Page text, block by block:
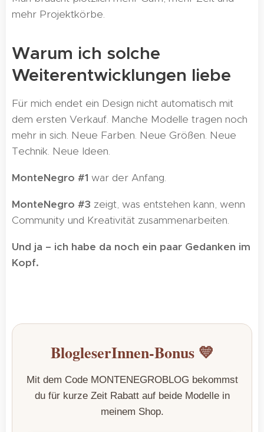
mehr Projektkörbe. 😏
Warum ich solche
Weiterentwicklungen liebe
Für mich endet ein Design nicht automatisch mit
dem ersten Verkauf. Manche Modelle tragen noch
mehr in sich. Neue Farben. Neue Größen. Neue
Technik. Neue Ideen.
MonteNegro #1 war der Anfang.
MonteNegro #3 zeigt, was entstehen kann, wenn
Community und Kreativität zusammenarbeiten.
Und ja – ich habe da noch ein paar Gedanken im
Kopf.
BlogleserInnen-Bonus 💛
Mit dem Code MONTENEGROBLOG bekommst
du für kurze Zeit Rabatt auf beide Modelle in
meinem Shop.